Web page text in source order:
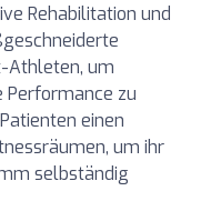
Rehabilitation und
Athleten, um
Performance zu
einen
um ihr
selbständig